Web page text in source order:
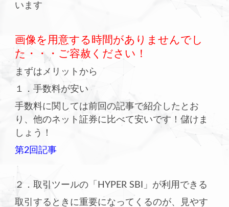
います
画像を用意する時間がありませんでし
た・・・ご容赦ください！
まずはメリットから
１．手数料が安い
手数料に関しては前回の記事で紹介したとお
り、他のネット証券に比べて安いです！儲けま
しょう！
第2回記事
２．取引ツールの「HYPER SBI」が利用できる
取引するときに重要になってくるのが、見やす